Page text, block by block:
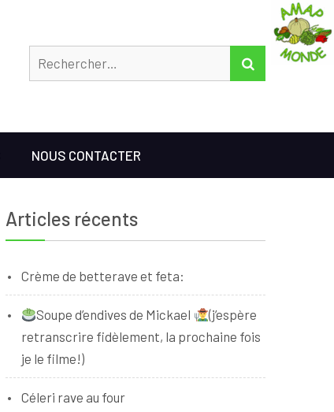
RECHERCHER
NOUS CONTACTER
Articles récents
Crème de betterave et feta:
Soupe d’endives de Mickael
(j’espère
retranscrire fidèlement, la prochaine fois
je le filme!)
Céleri rave au four